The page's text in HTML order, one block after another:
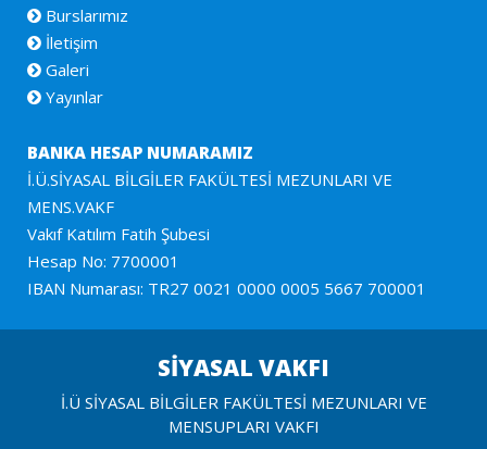
Burslarımız
İletişim
Galeri
Yayınlar
BANKA HESAP NUMARAMIZ
İ.Ü.SİYASAL BİLGİLER FAKÜLTESİ MEZUNLARI VE
MENS.VAKF
Vakıf Katılım Fatih Şubesi
Hesap No: 7700001
IBAN Numarası: TR27 0021 0000 0005 5667 700001
SİYASAL VAKFI
İ.Ü SİYASAL BİLGİLER FAKÜLTESİ MEZUNLARI VE
MENSUPLARI VAKFI